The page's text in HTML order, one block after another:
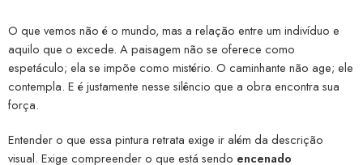
O que vemos não é o mundo, mas a relação entre um indivíduo e
aquilo que o excede. A paisagem não se oferece como
espetáculo; ela se impõe como mistério. O caminhante não age; ele
contempla. E é justamente nesse silêncio que a obra encontra sua
força.
Entender o que essa pintura retrata exige ir além da descrição
visual. Exige compreender o que está sendo encenado